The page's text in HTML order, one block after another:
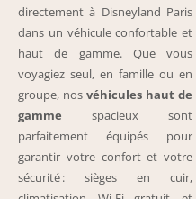
directement à Disneyland Paris
dans un véhicule confortable et
haut de gamme. Que vous
voyagiez seul, en famille ou en
groupe, nos véhicules haut de
gamme spacieux sont
parfaitement équipés pour
garantir votre confort et votre
sécurité : sièges en cuir,